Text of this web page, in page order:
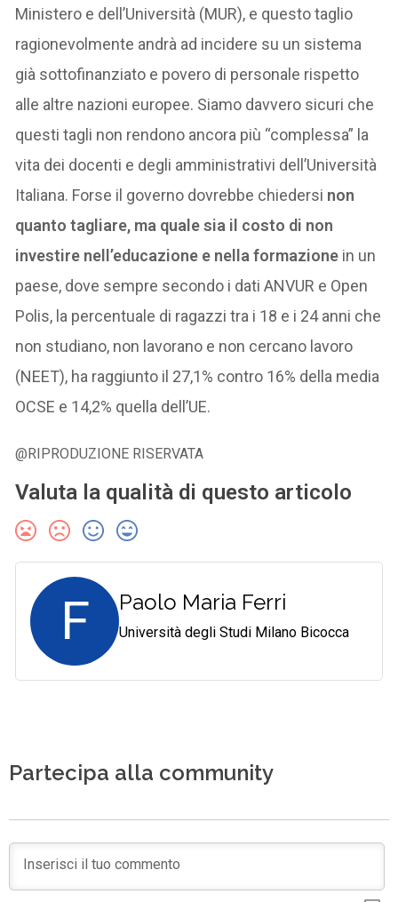
Ministero e dell’Università (MUR), e questo taglio
ragionevolmente andrà ad incidere su un sistema
già sottofinanziato e povero di personale rispetto
alle altre nazioni europee. Siamo davvero sicuri che
questi tagli non rendono ancora più “complessa” la
vita dei docenti e degli amministrativi dell’Università
Italiana. Forse il governo dovrebbe chiedersi non
quanto tagliare, ma quale sia il costo di non
investire nell’educazione e nella formazione in un
paese, dove sempre secondo i dati ANVUR e Open
Polis, la percentuale di ragazzi tra i 18 e i 24 anni che
non studiano, non lavorano e non cercano lavoro
(NEET), ha raggiunto il 27,1% contro 16% della media
OCSE e 14,2% quella dell’UE.
@RIPRODUZIONE RISERVATA
Valuta la qualità di questo articolo
F Paolo Maria Ferri
Università degli Studi Milano Bicocca
Partecipa alla community